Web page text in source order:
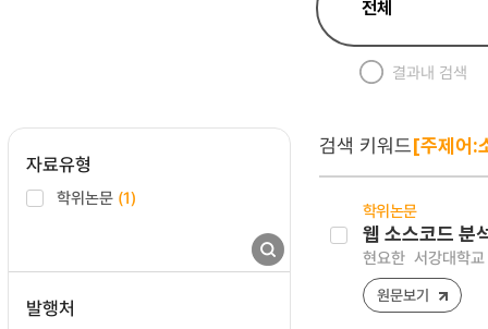
결과내 검색
자료유형
학위논문 (1)
발행처
검색 키워드[주제어:
학위논문
웹 소스코드 분
현요한 서강대학
원문보기